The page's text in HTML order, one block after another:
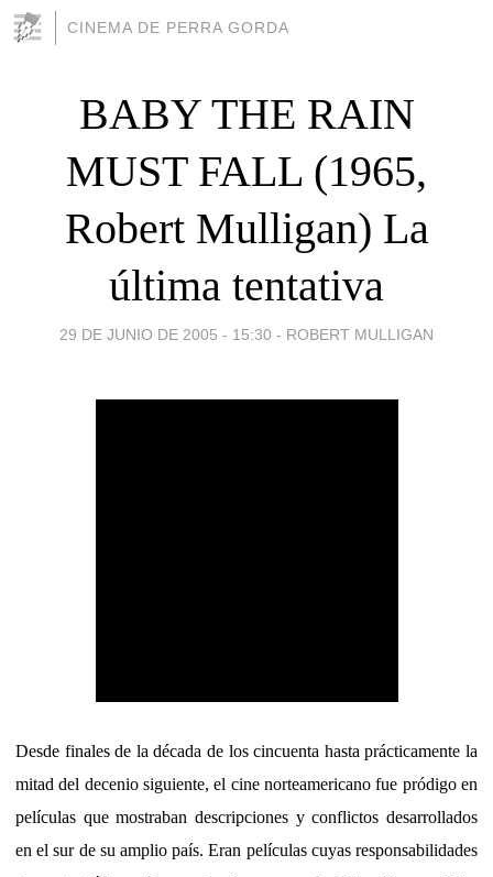
CINEMA DE PERRA GORDA
BABY THE RAIN
MUST FALL (1965,
Robert Mulligan) La
última tentativa
29 DE JUNIO DE 2005 - 15:30 - ROBERT MULLIGAN
Desde finales de la década de los cincuenta hasta prácticamente la
mitad del decenio siguiente, el cine norteamericano fue pródigo en
películas que mostraban descripciones y conflictos desarrollados
en el sur de su amplio país. Eran películas cuyas responsabilidades